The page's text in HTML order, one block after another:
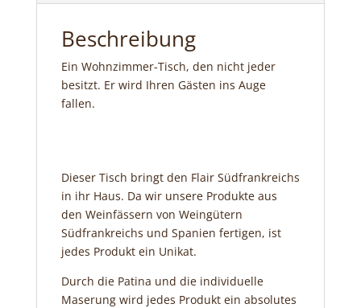
Beschreibung
Ein Wohnzimmer-Tisch, den nicht jeder
besitzt. Er wird Ihren Gästen ins Auge
fallen.
Dieser Tisch bringt den Flair Südfrankreichs
in ihr Haus. Da wir unsere Produkte aus
den Weinfässern von Weingütern
Südfrankreichs und Spanien fertigen, ist
jedes Produkt ein Unikat.
Durch die Patina und die individuelle
Maserung wird jedes Produkt ein absolutes